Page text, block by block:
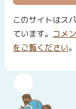
このサイトはス
ています。 コメ
をご覧ください。